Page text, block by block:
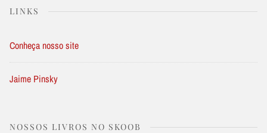
LINKS
Conheça nosso site
Jaime Pinsky
NOSSOS LIVROS NO SKOOB